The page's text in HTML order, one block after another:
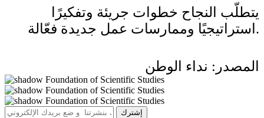
يتطلّب النجاح خطوات جريئة وتفكيرًا
استراتيجيًا وممارسات عمل جديدة فعّالة.
المصدر: نداء الوطن